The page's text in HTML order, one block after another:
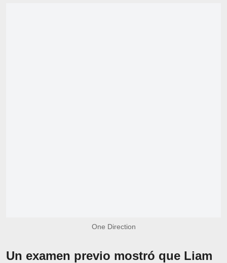
One Direction
Un examen previo mostró que Liam